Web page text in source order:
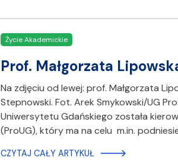
Życie Akademickie
Prof. Małgorzata
Na zdjęciu od lewej: prof. Małgorzata
Stepnowski. Fot. Arek Smykowski/UG
Uniwersytetu Gdańskiego została
(ProUG), który ma na celu m.in.
CZYTAJ CAŁY ARTYKUŁ